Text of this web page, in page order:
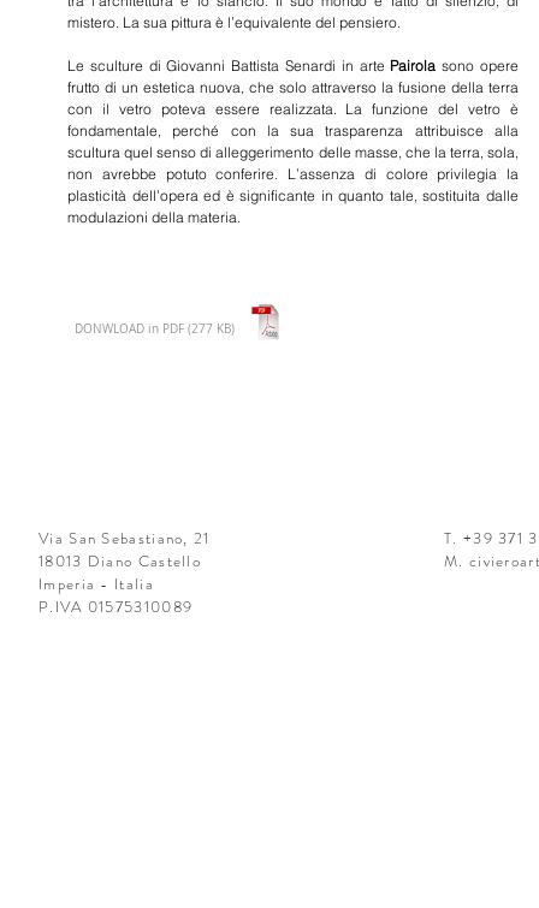
mistero. La sua pittura è l’equivalente del pensiero.
Le sculture di Giovanni Battista Senardi in arte Pairola sono opere
frutto di un estetica nuova, che solo attraverso la fusione della terra
con il vetro poteva essere realizzata. La funzione del vetro è
fondamentale, perché con la sua trasparenza attribuisce alla
scultura quel senso di alleggerimento delle masse, che la terra, sola,
non avrebbe potuto conferire. L’assenza di colore privilegia la
plasticità dell’opera ed è significante in quanto tale, sostituita dalle
modulazioni della materia.
DONWLOAD in PDF (277 KB)
Via San Sebastiano, 21
18013 Diano Castello
Imperia - Italia
P.IVA 01575310089
T. +39 371
M.